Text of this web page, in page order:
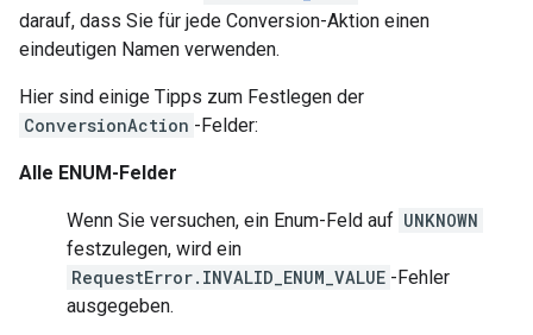
darauf, dass Sie für jede Conversion-Aktion einen
eindeutigen Namen verwenden.
Hier sind einige Tipps zum Festlegen der
ConversionAction -Felder:
Alle ENUM-Felder
Wenn Sie versuchen, ein Enum-Feld auf UNKNOWN
festzulegen, wird ein
RequestError.INVALID_ENUM_VALUE -Fehler
ausgegeben.